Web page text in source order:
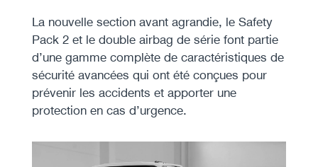
La nouvelle section avant agrandie, le Safety
Pack 2 et le double airbag de série font partie
d’une gamme complète de caractéristiques de
sécurité avancées qui ont été conçues pour
prévenir les accidents et apporter une
protection en cas d’urgence.